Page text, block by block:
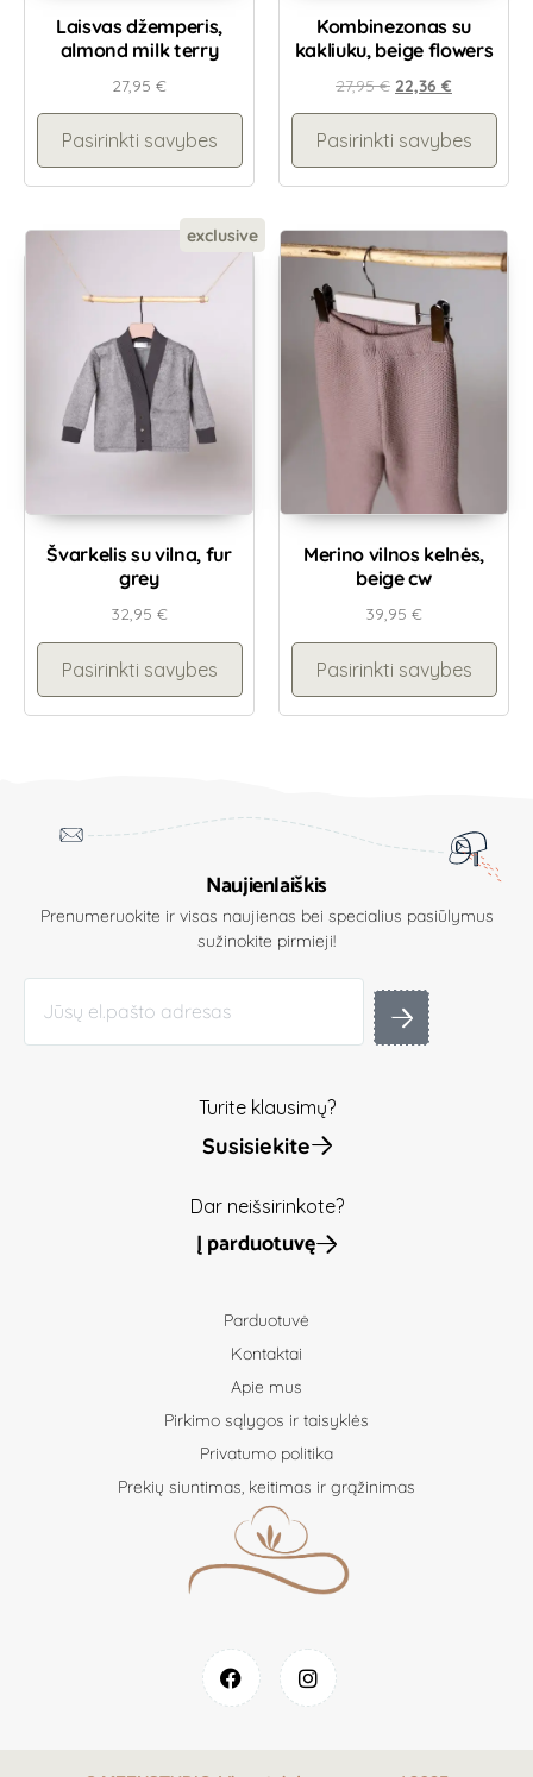
Laisvas džemperis,
almond milk terry
27,95 €
Pasirinkti savybes
Kombinezonas su
kakliuku, beige flowers
27,95€ 22,36 €
Pasirinkti savybes
exclusive
Švarkelis su vilna, fur
grey
32,95 €
Pasirinkti savybes
Merino vilnos kelnės,
beige cw
39,95 €
Pasirinkti savybes
Naujienlaiškis
Prenumeruokite ir visas naujienas bei specialius pasiūlymus
sužinokite pirmieji!
Turite klausimų?
Susisiekite
Dar neišsirinkote?
Į parduotuvę
Parduotuvė
Kontaktai
Apie mus
Pirkimo sąlygos ir taisyklės
Privatumo politika
Prekių siuntimas, keitimas ir grąžinimas